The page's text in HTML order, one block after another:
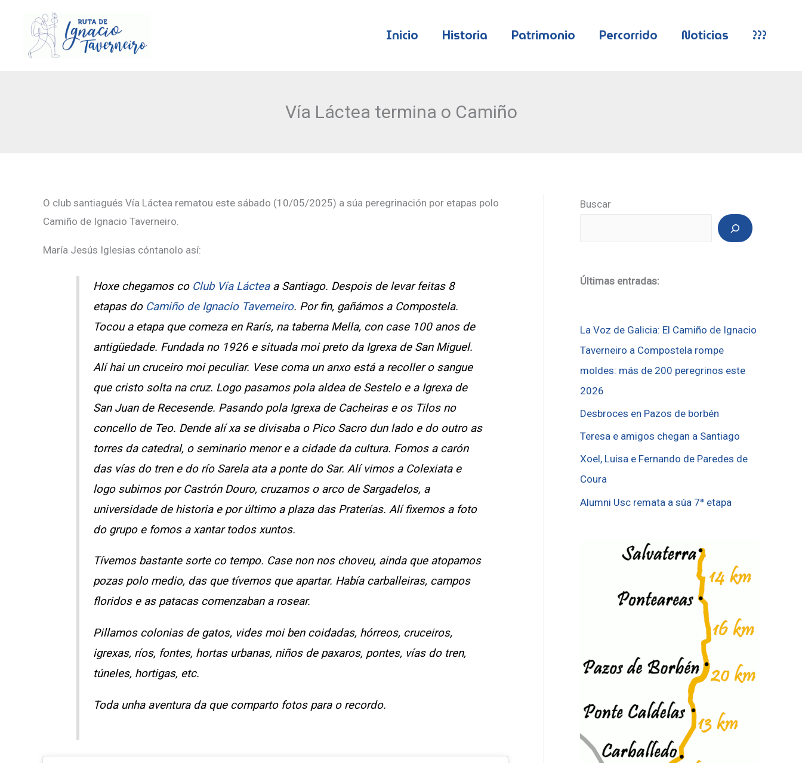
contenido
Inicio Historia Patrimonio Percorrido Noticias ???
Vía Láctea termina o Camiño
O club santiagués Vía Láctea rematou este sábado (10/05/2025) a súa peregrinación por etapas polo
Camiño de Ignacio Taverneiro.
María Jesús Iglesias cóntanolo así:
Hoxe chegamos co Club Vía Lácteaa Santiago. Despois de levar feitas 8
etapas do Camiño de Ignacio Taverneiro. Por fin, gañámos a Compostela.
Tocou a etapa que comeza en Rarís, na taberna Mella, con case 100 anos de
antigüedade. Fundada no 1926 e situada moi preto da Igrexa de San Miguel.
Alí hai un cruceiro moi peculiar. Vese coma un anxo está a recoller o sangue
que cristo solta na cruz. Logo pasamos pola aldea de Sestelo e a Igrexa de
San Juan de Recesende. Pasando pola Igrexa de Cacheiras e os Tilos no
concello de Teo. Dende alí xa se divisaba o Pico Sacro dun lado e do outro as
torres da catedral, o seminario menor e a cidade da cultura. Fomos a carón
das vías do tren e do río Sarela ata a ponte do Sar. Alí vimos a Colexiata e
logo subimos por Castrón Douro, cruzamos o arco de Sargadelos, a
universidade de historia e por último a plaza das Praterías. Alí fixemos a foto
do grupo e fomos a xantar todos xuntos.
Tívemos bastante sorte co tempo. Case non nos choveu, ainda que atopamos
pozas polo medio, das que tívemos que apartar. Había carballeiras, campos
floridos e as patacas comenzaban a rosear.
Pillamos colonias de gatos, vides moi ben coidadas, hórreos, cruceiros,
igrexas, ríos, fontes, hortas urbanas, niños de paxaros, pontes, vías do tren,
túneles, hortigas, etc.
Toda unha aventura da que comparto fotos para o recordo.
Buscar
Últimas entradas:
La Voz de Galicia: El Camiño de Ignacio
Taverneiro a Compostela rompe
moldes: más de 200 peregrinos este
2026
Desbroces en Pazos de borbén
Teresa e amigos chegan a Santiago
Xoel, Luisa e Fernando de Paredes de
Coura
Alumni Usc remata a súa 7ª etapa